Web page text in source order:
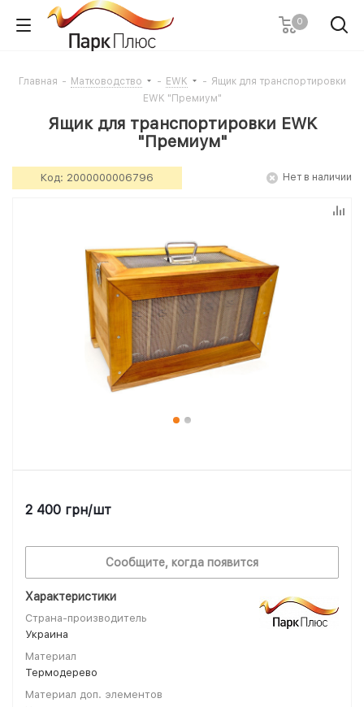
0
Главная - Матководство - EWK - Ящик для транспортировки
EWK "Премиум"
Ящик для транспортировки EWK
"Премиум"
Код: 2000000006796 Нет в наличии
Характеристики
Страна-производитель
Украина
Материал
Термодерево
Материал доп. элементов
2 400 грн/шт
Сообщите, когда появится